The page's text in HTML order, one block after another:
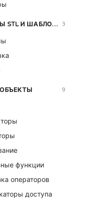
STL И ШАБЛОНЫ3
9
функции
операторов
доступа